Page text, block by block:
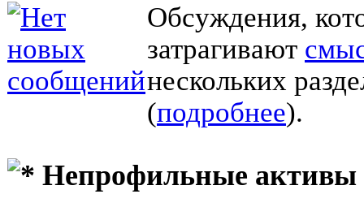
Обсуждения,
затрагивают
нескольких
(подробнее).
Непрофильные активы